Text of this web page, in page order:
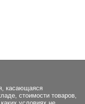
касающаяся
стоимости товаров,